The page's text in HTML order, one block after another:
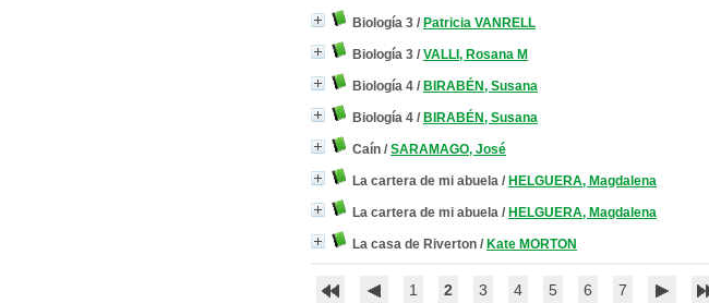
Biología 3 / Patricia VANRELL
Biología 3 / VALLI, Rosana M
Biología 4 / BIRABÉN, Susana
Biología 4 / BIRABÉN, Susana
Caín / SARAMAGO, José
La cartera de mi abuela / HELGUERA, Magdalena
La cartera de mi abuela / HELGUERA, Magdalena
La casa de Riverton / Kate MORTON
1 2 3 4 5 6 7